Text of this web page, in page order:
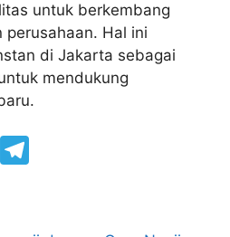
untuk berkembang
Hal ini
di Jakarta sebagai
mendukung
T